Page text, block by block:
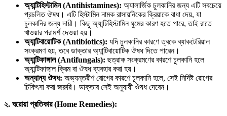
অ্যান্টিহিস্টামিন (Antihistamines): অ্যালার্জিক চুলকানির জন্য এটি সবচেয়ে
প্রচলিত ঔষধ। এটি হিস্টামিন নামক রাসায়নিকের ক্রিয়াকে বাধা দেয়, যা
চুলকানির জন্য দায়ী। কিছু অ্যান্টিহিস্টামিন ঘুমের কারণ হতে পারে, তাই রাতে
খাওয়ার পরামর্শ দেওয়া হয়।
অ্যান্টিবায়োটিক (Antibiotics): যদি চুলকানির কারণে ত্বকে ব্যাকটেরিয়াল
সংক্রমণ হয়, তবে ডাক্তার অ্যান্টিবায়োটিক ঔষধ দিতে পারেন।
অ্যান্টিফাঙ্গাল (Antifungals): ছত্রাক সংক্রমণের কারণে চুলকানি হলে
অ্যান্টিফাঙ্গাল ক্রিম বা ঔষধ ব্যবহার করা হয়।
অন্যান্য ঔষধ: অভ্যন্তরীণ রোগের কারণে চুলকানি হলে, সেই নির্দিষ্ট রোগের
চিকিৎসা করা জরুরি। ডাক্তার সেই অনুযায়ী ঔষধ দেবেন।
২. ঘরোয়া প্রতিকার (Home Remedies):